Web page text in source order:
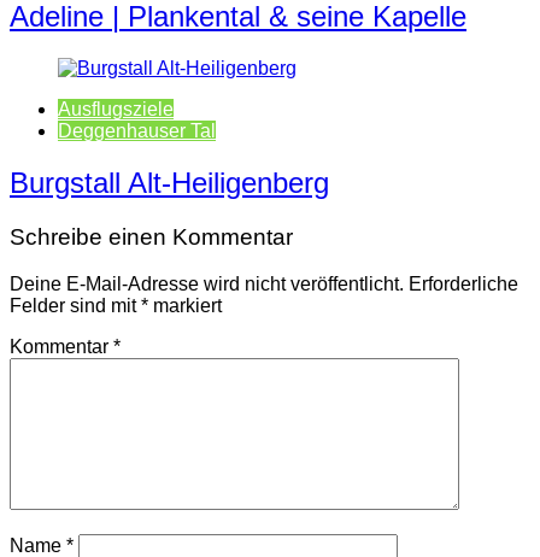
Adeline | Plankental & seine Kapelle
Ausflugsziele
Deggenhauser Tal
Burgstall Alt-Heiligenberg
Schreibe einen Kommentar
Deine E-Mail-Adresse wird nicht veröffentlicht. Erforderliche
Felder sind mit* markiert
Kommentar *
Name *